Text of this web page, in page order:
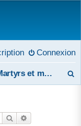
Connexion
Martyrs et martyres
Rechercher